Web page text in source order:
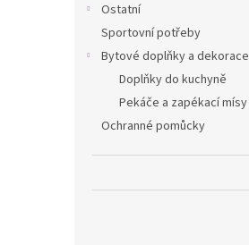
Ostatní
Sportovní potřeby
Bytové doplňky a dekorace
Doplňky do kuchyně
Pekáče a zapékací mísy
Ochranné pomůcky